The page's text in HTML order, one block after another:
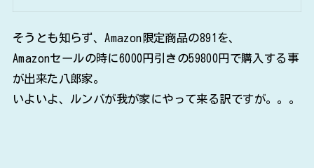
そうとも知らず、Amazon限定商品の891を、
Amazonセールの時に6000円引きの59800円で購入する事
が出来た八郎家。
いよいよ、ルンバが我が家にやって来る訳ですが。。。